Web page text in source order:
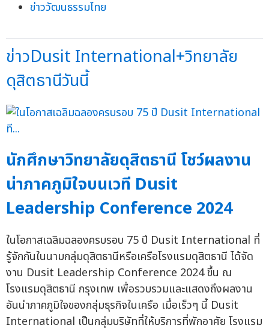
ข่าววัฒนธรรมไทย
ข่าวDusit International+วิทยาลัย
ดุสิตธานีวันนี้
นักศึกษาวิทยาลัยดุสิตธานี โชว์ผลงาน
น่าภาคภูมิใจบนเวที Dusit
Leadership Conference 2024
ในโอกาสเฉลิมฉลองครบรอบ 75 ปี Dusit International ที่
รู้จักกันในนามกลุ่มดุสิตธานีหรือเครือโรงแรมดุสิตธานี ได้จัด
งาน Dusit Leadership Conference 2024 ขึ้น ณ
โรงแรมดุสิตธานี กรุงเทพ เพื่อรวบรวมและแสดงถึงผลงาน
อันน่าภาคภูมิใจของกลุ่มธุรกิจในเครือ เมื่อเร็วๆ นี้ Dusit
International เป็นกลุ่มบริษัทที่ให้บริการที่พักอาศัย โรงแรม